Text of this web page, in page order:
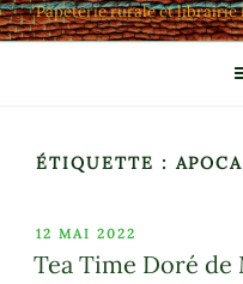
Papeterie rurale et librairie
ÉTIQUETTE :
PUBLIÉ
LE
12 MAI 2022
Tea Time Doré de